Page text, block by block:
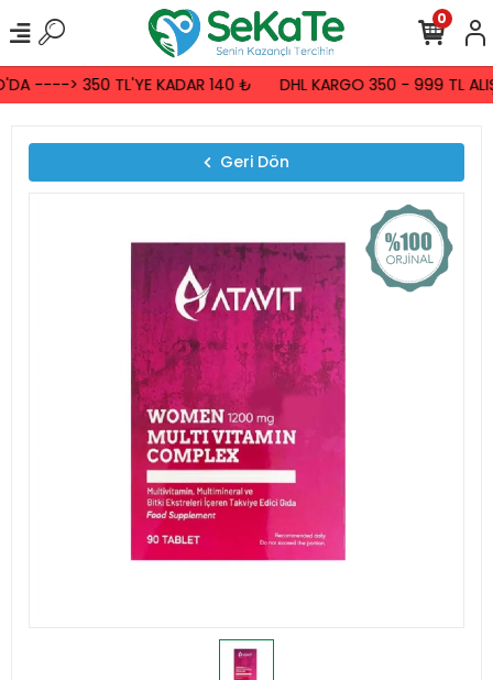
----> 350 TL'YE KADAR 140 ₺ DHL KARGO 350 - 999 TL
0
Geri Dön